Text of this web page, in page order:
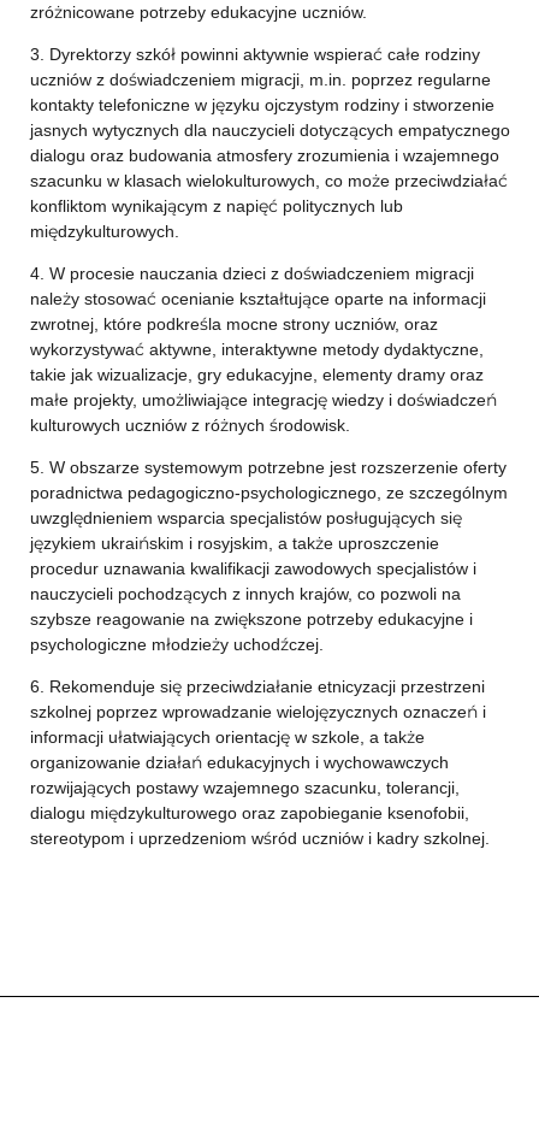
zróżnicowane potrzeby edukacyjne uczniów.
3. Dyrektorzy szkół powinni aktywnie wspierać całe rodziny
uczniów z doświadczeniem migracji, m.in. poprzez regularne
kontakty telefoniczne w języku ojczystym rodziny i stworzenie
jasnych wytycznych dla nauczycieli dotyczących empatycznego
dialogu oraz budowania atmosfery zrozumienia i wzajemnego
szacunku w klasach wielokulturowych, co może przeciwdziałać
konfliktom wynikającym z napięć politycznych lub
międzykulturowych.
4. W procesie nauczania dzieci z doświadczeniem migracji
należy stosować ocenianie kształtujące oparte na informacji
zwrotnej, które podkreśla mocne strony uczniów, oraz
wykorzystywać aktywne, interaktywne metody dydaktyczne,
takie jak wizualizacje, gry edukacyjne, elementy dramy oraz
małe projekty, umożliwiające integrację wiedzy i doświadczeń
kulturowych uczniów z różnych środowisk.
5. W obszarze systemowym potrzebne jest rozszerzenie oferty
poradnictwa pedagogiczno-psychologicznego, ze szczególnym
uwzględnieniem wsparcia specjalistów posługujących się
językiem ukraińskim i rosyjskim, a także uproszczenie
procedur uznawania kwalifikacji zawodowych specjalistów i
nauczycieli pochodzących z innych krajów, co pozwoli na
szybsze reagowanie na zwiększone potrzeby edukacyjne i
psychologiczne młodzieży uchodźczej.
6. Rekomenduje się przeciwdziałanie etnicyzacji przestrzeni
szkolnej poprzez wprowadzanie wielojęzycznych oznaczeń i
informacji ułatwiających orientację w szkole, a także
organizowanie działań edukacyjnych i wychowawczych
rozwijających postawy wzajemnego szacunku, tolerancji,
dialogu międzykulturowego oraz zapobieganie ksenofobii,
stereotypom i uprzedzeniom wśród uczniów i kadry szkolnej.